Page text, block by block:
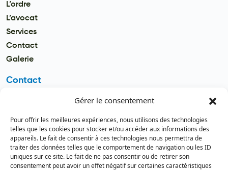
Gérer le consentement
Pour offrir les meilleures expériences, nous utilisons des technologies
telles que les cookies pour stocker et/ou accéder aux informations des
appareils. Le fait de consentir à ces technologies nous permettra de
traiter des données telles que le comportement de navigation ou les ID
uniques sur ce site. Le fait de ne pas consentir ou de retirer son
consentement peut avoir un effet négatif sur certaines caractéristiques
L’ordre
L’avocat
Services
Contact
Galerie
Contact
secretariat.batonnier@barreau
dutogo.tg
Téléphone
(+228) 22 22 08 82 / 93 99 09 35
(+228) 22 21 67 52